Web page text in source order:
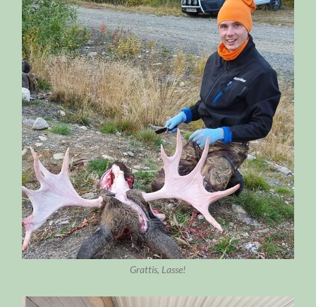
Grattis, Lasse!